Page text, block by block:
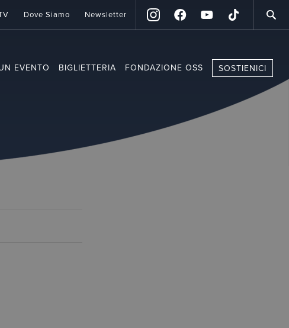
EVENTO BIGLIETTERIA FONDAZIONE OSS SOSTIENICI
Dove Siamo Newsletter